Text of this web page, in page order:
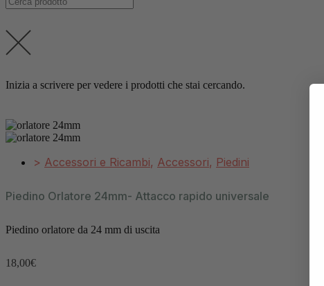
Inizia a scrivere per vedere i prodotti che stai cercando.
> Accessori e Ricambi, Accessori, Piedini
Piedino Orlatore 24mm- Attacco rapido universale
Piedino orlatore da 24 mm di uscita
18,00€